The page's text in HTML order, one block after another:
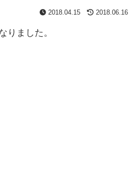
2018.04.15 2018.06.16
りました。